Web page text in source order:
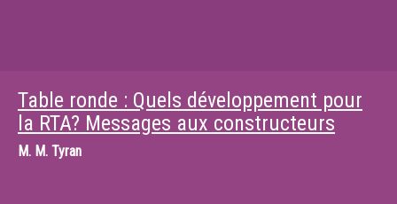
Table ronde : Quels développement pour
la RTA? Messages aux constructeurs
M. M. Tyran